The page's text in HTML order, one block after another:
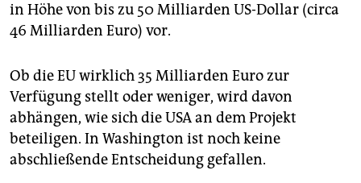
in Höhe von bis zu 50 Milliarden US-Dollar (circa
46 Milliarden Euro) vor.
Ob die EU wirklich 35 Milliarden Euro zur
Verfügung stellt oder weniger, wird davon
abhängen, wie sich die USA an dem Projekt
beteiligen. In Washington ist noch keine
abschließende Entscheidung gefallen.